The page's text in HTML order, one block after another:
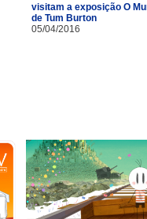
visitam a exposição O
de Tum Burton
05/04/2016